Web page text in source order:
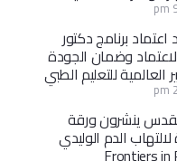
برنامج دكتور
وضمان الجودة
العالمية للتعليم الطبي
ينشرون ورقة
الدم الوليدي